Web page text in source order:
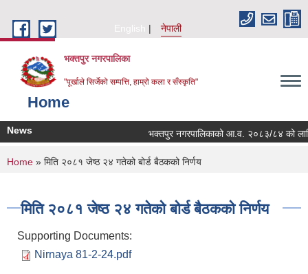
English
नेपाली
भक्तपुर नगरपालिका
"पूर्खाले सिर्जेको सम्पत्ति, हाम्रो कला र सँस्कृति"
Home
News भक्तपुर नगरपालिकाको आ.व. २०८३/८४ को लागि
You are here
Home » मिति २०८१ जेष्ठ २४ गतेको बोर्ड बैठकको निर्णय
मिति २०८१ जेष्ठ २४ गतेको बोर्ड बैठकको निर्णय
Supporting Documents:
Nirnaya 81-2-24.pdf